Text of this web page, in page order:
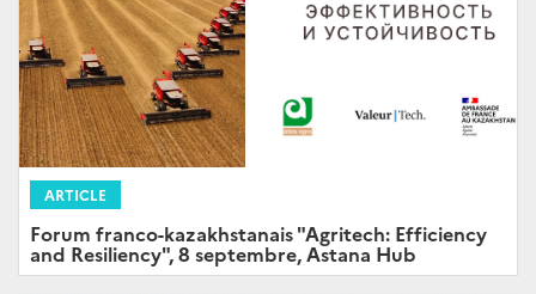
ARTICLE
Forum franco-kazakhstanais "Agritech: Efficiency
and Resiliency", 8 septembre, Astana Hub